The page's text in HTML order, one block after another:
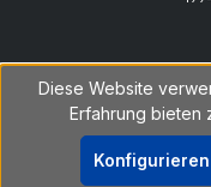
Diese Website
Erfahrung bieten
Konfigurieren